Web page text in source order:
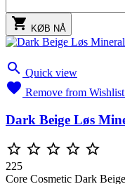
 KØB NÅ
 Quick view
 Remove from Wishlist
Dark Beige Løs
    
225
Core Cosmetic Dark